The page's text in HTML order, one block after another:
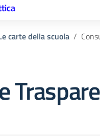
carte della scuola